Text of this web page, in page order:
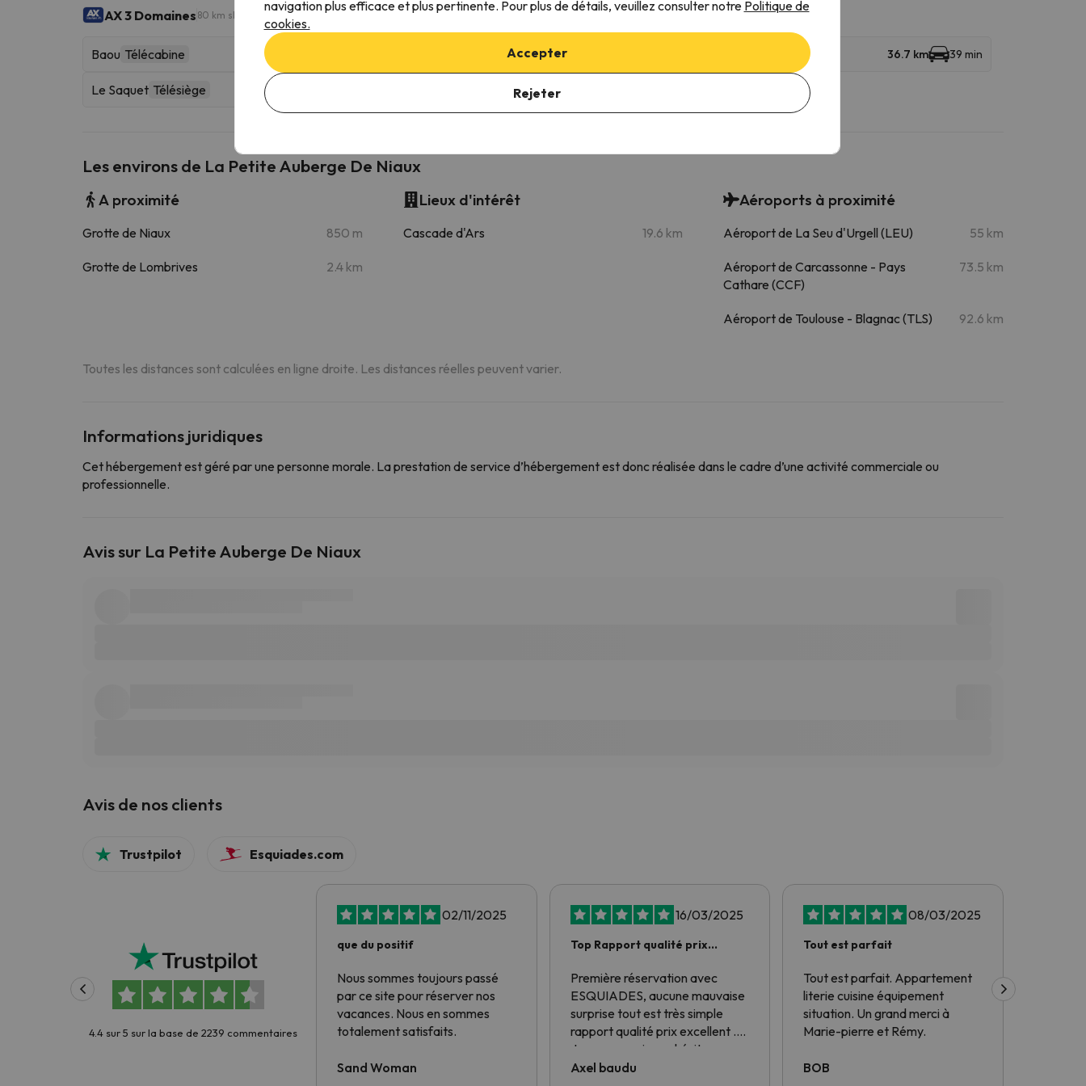
AX 3 Domaines 80 km skiables
Baou Télécabine 29 min Bonascre 36.7 km 39 min
Le Saquet Télésiège 56 min
Les environs de La Petite Auberge De Niaux
A proximité
Grotte de Niaux 850 m
Grotte de Lombrives 2.4 km
Lieux d'intérêt
Cascade d'Ars 19.6 km
Aéroports à proximité
Aéroport de La Seu d'Urgell (LEU) 55 km
Aéroport de Carcassonne - Pays
Cathare (CCF)
73.5 km
Aéroport de Toulouse - Blagnac (TLS) 92.6 km
Toutes les distances sont calculées en ligne droite. Les distances réelles peuvent varier.
Informations juridiques
Cet hébergement est géré par une personne morale. La prestation de service d’hébergement est donc réalisée dans le cadre d’une activité commerciale ou
professionnelle.
Avis sur La Petite Auberge De Niaux
Avis de nos clients
Trustpilot Esquiades.com
4.4 sur 5 sur la base de 2239 commentaires
02/11/2025
que du positif
Nous sommes toujours passé
par ce site pour réserver nos
vacances. Nous en sommes
totalement satisfaits.
Sand Woman
16/03/2025
Top Rapport qualité prix
Première réservation avec
ESQUIADES, aucune mauvaise
surprise tout est très simple
rapport qualité prix excellent .
Je repasserai sans hésiter avec
vous
Axel baudu
08/03/2025
Tout est parfait
Tout est parfait. Appartement
literie cuisine équipement
situation. Un grand merci à
Marie-pierre et Rémy.
BOB
navigation plus efficace et plus pertinente. Pour plus de détails, veuillez consulter notre Politique de
cookies.
Accepter
Rejeter